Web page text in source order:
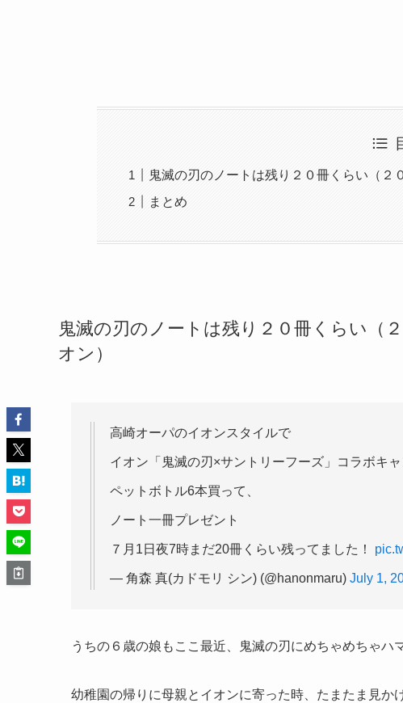
鬼滅の刃のノートは残り２０冊くらい（２
まとめ
鬼滅の刃のノートは残り２０冊くらい（
オン）
高崎オーパのイオンスタイルで
イオン「鬼滅の刃×サントリーフーズ」コラボキ
ペットボトル6本買って、
ノート一冊プレゼント
７月1日夜7時まだ20冊くらい残ってました！
— 角森 真(カドモリ シン) (@hanonmaru) July 1,
うちの６歳の娘もここ最近、鬼滅の刃にめちゃめちゃハ
幼稚園の帰りに母親とイオンに寄った時、たまたま見